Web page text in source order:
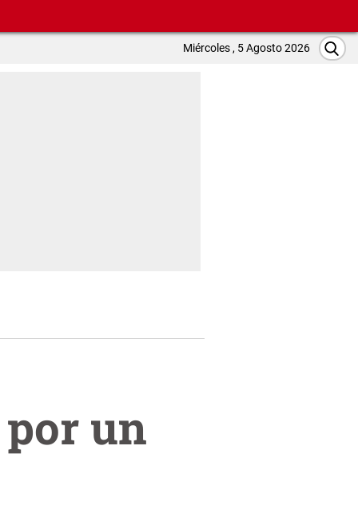
Miércoles , 5 Agosto 2026
un